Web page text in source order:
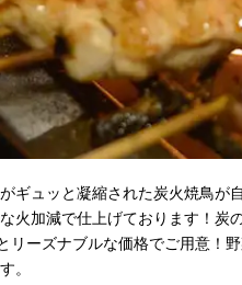
ギュッと凝縮された炭火焼鳥が
火加減で仕上げております！炭
リーズナブルな価格でご用意！
。